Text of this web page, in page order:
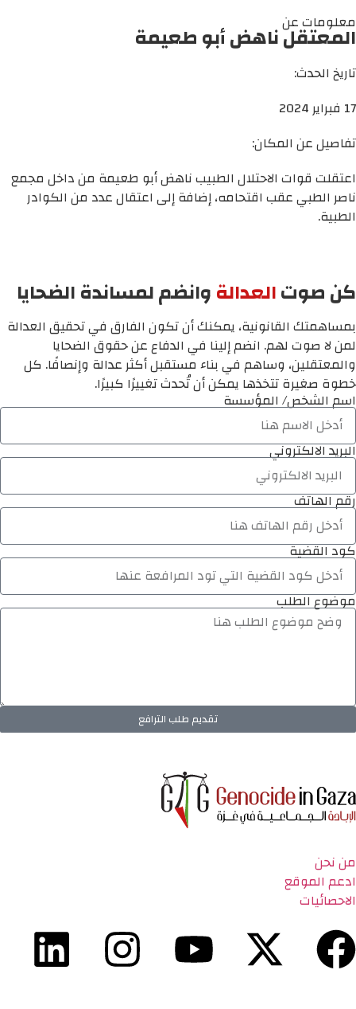
معلومات عن
المعتقل ناهض أبو طعيمة
تاريخ الحدث:
17 فبراير 2024
تفاصيل عن المكان:
اعتقلت قوات الاحتلال الطبيب ناهض أبو طعيمة من داخل مجمع
ناصر الطبي عقب اقتحامه، إضافة إلى اعتقال عدد من الكوادر
الطبية.
كن صوتالعدالةوانضم لمساندة الضحايا
بمساهمتك القانونية، يمكنك أن تكون الفارق في تحقيق العدالة
لمن لا صوت لهم. انضم إلينا في الدفاع عن حقوق الضحايا
والمعتقلين، وساهم في بناء مستقبل أكثر عدالة وإنصافًا. كل
خطوة صغيرة تتخذها يمكن أن تُحدث تغييرًا كبيرًا.
اسم الشخص/ المؤسسة
البريد الالكتروني
رقم الهاتف
كود القضية
موضوع الطلب
تقديم طلب الترافع
من نحن
ادعم الموقع
الاحصائيات